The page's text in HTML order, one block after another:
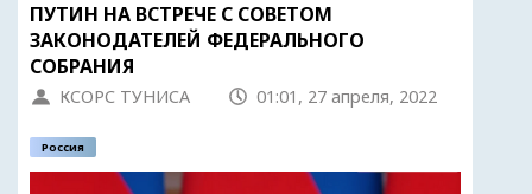
ПУТИН НА ВСТРЕЧЕ С СОВЕТОМ
ЗАКОНОДАТЕЛЕЙ ФЕДЕРАЛЬНОГО
СОБРАНИЯ
КСОРС ТУНИСА 01:01, 27 апреля, 2022
Россия